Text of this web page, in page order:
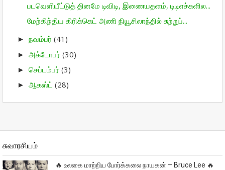
படவெளியீட்டுத் தினமே டிவிடி, இணையதளம், டிடிஎச்களில...
மேற்கிந்திய கிரிக்கெட் அணி நியூசிலாந்தில் சுற்றுப்...
► நவம்பர் (41)
► அக்டோபர் (30)
► செப்டம்பர் (3)
► ஆகஸ்ட் (28)
சுவாரசியம்
🔥 உலகை மாற்றிய போர்க்கலை நாயகன் – Bruce Lee 🔥